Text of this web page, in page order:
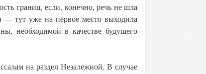
границ, если, конечно, речь не шла
— тут уже на первое место выходила
необходимой в качестве будущего
на раздел Незалежной. В случае